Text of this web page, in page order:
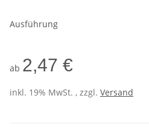
Ausführung
ab 2,47 €
inkl. 19% MwSt. , zzgl. Versand